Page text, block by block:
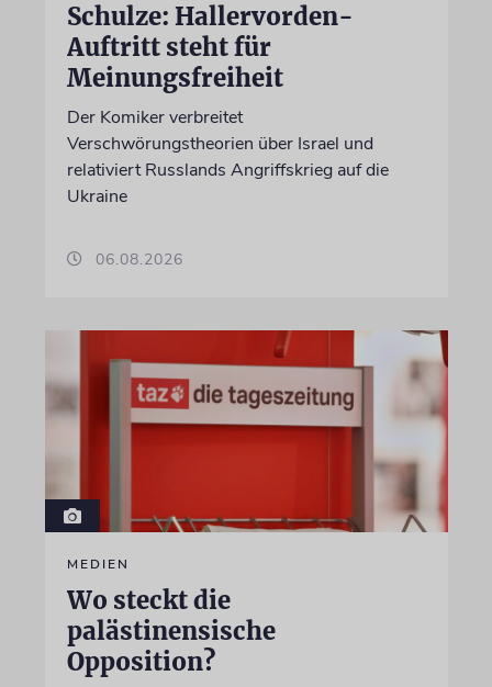
Schulze: Hallervorden-
Auftritt steht für
Meinungsfreiheit
Der Komiker verbreitet
Verschwörungstheorien über Israel und
relativiert Russlands Angriffskrieg auf die
Ukraine
06.08.2026
MEDIEN
Wo steckt die
palästinensische
Opposition?